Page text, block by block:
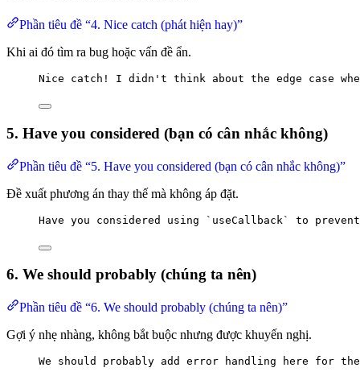
Phần tiêu đề “4. Nice catch (phát hiện hay)”
Khi ai đó tìm ra bug hoặc vấn đề ẩn.
Nice catch! I didn't think about the edge case
5. Have you considered (bạn có cân nhắc không)
Phần tiêu đề “5. Have you considered (bạn có cân nhắc không)”
Đề xuất phương án thay thế mà không áp đặt.
Have you considered using `useCallback` to
6. We should probably (chúng ta nên)
Phần tiêu đề “6. We should probably (chúng ta nên)”
Gợi ý nhẹ nhàng, không bắt buộc nhưng được khuyến nghị.
We should probably add error handling here for